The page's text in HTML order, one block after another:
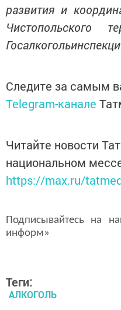
развития и
Чистопольского
Следите за самым
Telegram-канале
Читайте новости
национальном
https://max.ru/
Подписывайтесь на
информ»
Теги:
АЛКОГОЛЬ